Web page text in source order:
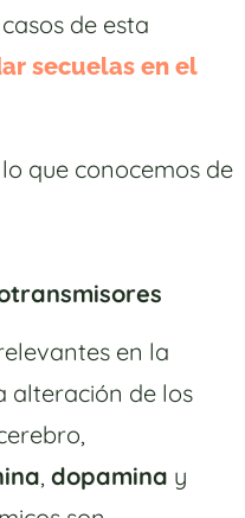
de esta
secuelas en el
que conocemos de
en la
alteración de los
, dopamina y